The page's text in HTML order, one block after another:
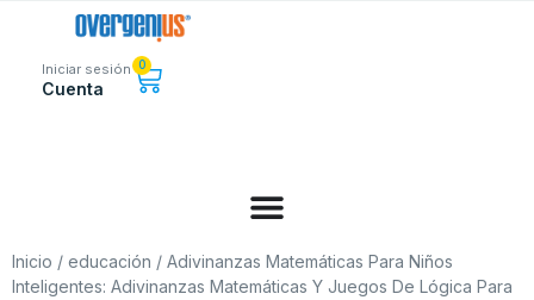
Iniciar sesión
Cuenta
0
Inicio / educación / Adivinanzas Matemáticas Para Niños
Inteligentes: Adivinanzas Matemáticas Y Juegos De Lógica Para